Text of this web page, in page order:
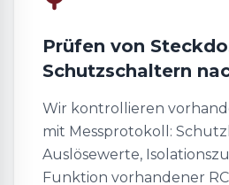
Prüfen von
Schutzschaltern
Wir kontrollieren
mit Messprotokoll:
Auslösewerte,
Funktion vorhandener